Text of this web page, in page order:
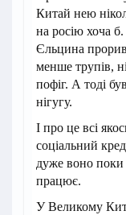
Китай нею
на росію хоча
Єльцина
менше трупів,
пофіг. А тоді
нігугу.
І про це всі
соціальний
дуже воно
працює.
У Великому